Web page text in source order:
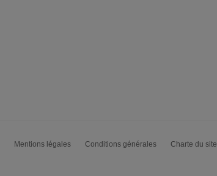
Mentions légales Conditions générales Charte du site